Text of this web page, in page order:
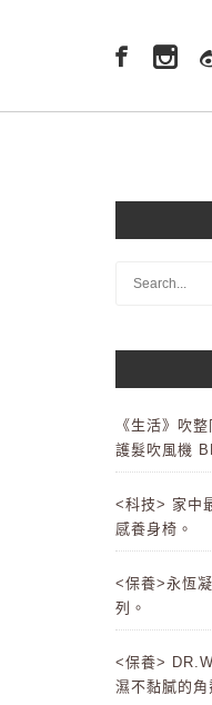
《生活》吹
護髮吹風機
<科技> 家中
感養身椅。
<保養>永恆
列。
<保養>
濕不黏膩的角